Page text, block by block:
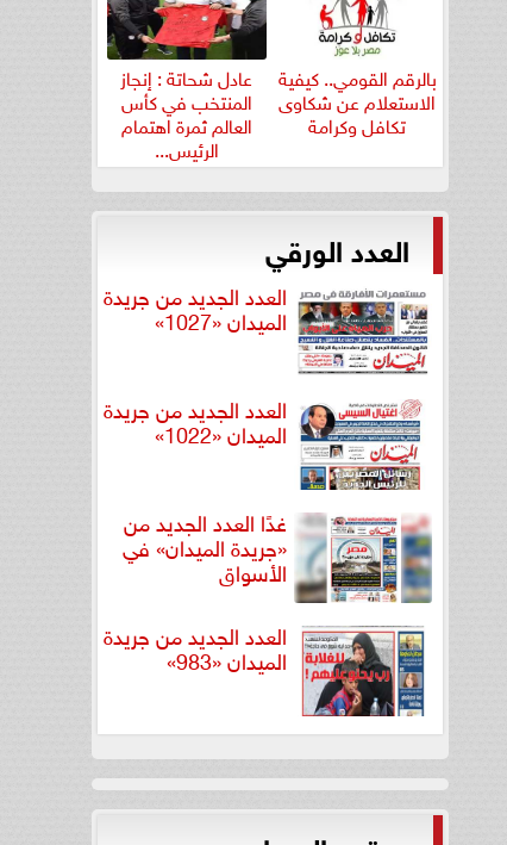
بالرقم القومي.. كيفية
الاستعلام عن شكاوى
تكافل وكرامة
عادل شحاتة : إنجاز
المنتخب في كأس
العالم ثمرة اهتمام
الرئيس...
العدد الورقي
العدد الجديد من جريدة
الميدان «1027»
العدد الجديد من جريدة
الميدان «1022»
غدًا العدد الجديد من
«جريدة الميدان» في
الأسواق
العدد الجديد من جريدة
الميدان «983»